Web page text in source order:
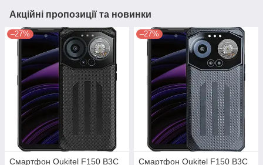
Акційні пропозиції та новинки
–27%
Смартфон Oukitel F150 B3C
–27%
Смартфон Oukitel F150 B3C